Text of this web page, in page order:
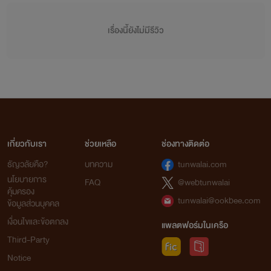
เรื่องนี้ยังไม่มีรีวิว
เกี่ยวกับเรา
ธัญวลัยคือ?
นโยบายการ
คุ้มครอง
ข้อมูลส่วนบุคคล
เงื่อนไขและข้อตกลง
Third-Party
Notice
ช่วยเหลือ
บทความ
FAQ
ช่องทางติดต่อ
tunwalai.com
@webtunwalai
tunwalai@ookbee.com
แพลตฟอร์มในเครือ